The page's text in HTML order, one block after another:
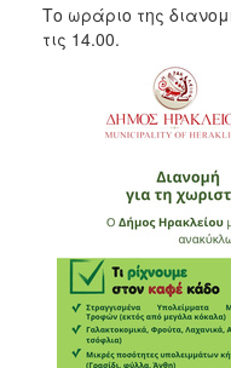
Το ωράριο της
τις 14.00.